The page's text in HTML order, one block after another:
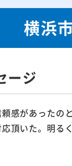
横浜
ージ
感があったの
頂いた。明る